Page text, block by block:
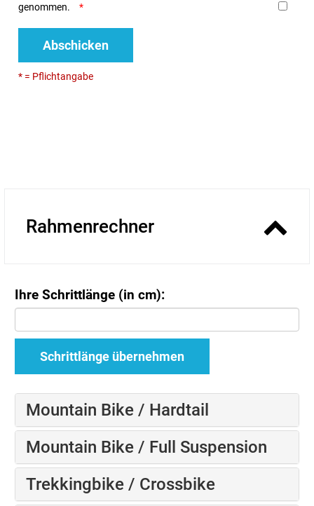
genommen.
Abschicken
* = Pflichtangabe
Rahmenrechner
Ihre Schrittlänge (in cm):
Schrittlänge übernehmen
Mountain Bike / Hardtail
Mountain Bike / Full Suspension
Trekkingbike / Crossbike